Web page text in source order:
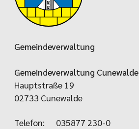
Gemeindeverwaltung
Gemeindeverwaltung Cunewalde
Hauptstraße 19
02733 Cunewalde
Telefon:
035877 230-0